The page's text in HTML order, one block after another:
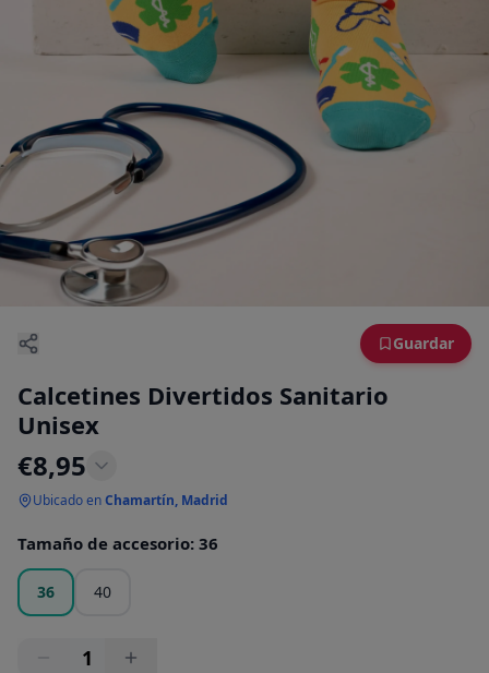
Guardar
Calcetines Divertidos Sanitario
Unisex
€8,95
Ubicado enChamartín, Madrid
Tamaño de accesorio: 36
36 40
1